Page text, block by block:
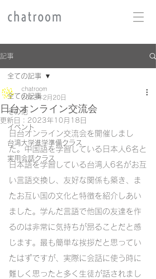
記事
全ての記事
その他
イベント
台湾大学進学準備クラス
実用会話クラス
全ての記事
日台オンライン交流会
chatroom
2023年2月20日
更新日： 2023年10月18日
日台オンライン交流会を開催しまし
た。中国語を学習している日本人6名と
日本語を学習している台湾人6名がお互
い言語交換し、友好な関係も築き、ま
たお互い国の文化と特徴を紹介しあい
ました。学んだ言語で他国の友達を作
るのは非常に気持ちが昂ることだと感
じます。最も簡単な挨拶だと思ってい
たはずですが、実際に会話に使う時に
難しく思ったと多く生徒が話されまし